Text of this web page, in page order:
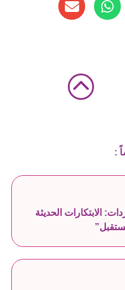
:
الابتكارات الحديثة